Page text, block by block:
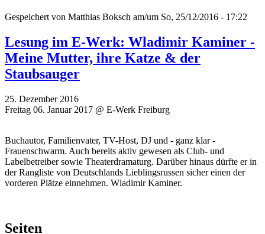
Gespeichert von Matthias Boksch am/um So, 25/12/2016 - 17:22
Lesung im E-Werk: Wladimir Kaminer -
Meine Mutter, ihre Katze & der
Staubsauger
25. Dezember 2016
Freitag 06. Januar 2017 @ E-Werk Freiburg
Buchautor, Familienvater, TV-Host, DJ und - ganz klar -
Frauenschwarm. Auch bereits aktiv gewesen als Club- und
Labelbetreiber sowie Theaterdramaturg. Darüber hinaus dürfte er in
der Rangliste von Deutschlands Lieblingsrussen sicher einen der
vorderen Plätze einnehmen. Wladimir Kaminer.
Seiten